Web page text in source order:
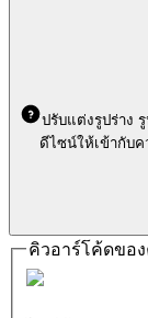
ปรับแต่งรูปร่าง
ดีไซน์ให้เข้ากับ
คิวอาร์โค้ดขอ